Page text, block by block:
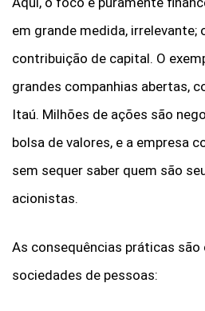
em grande medida, irrelevante;
contribuição de capital. O
grandes companhias abertas,
Itaú. Milhões de ações são
bolsa de valores, e a empresa
sem sequer saber quem são
acionistas.
As consequências práticas
sociedades de pessoas: